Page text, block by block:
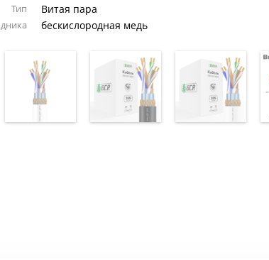
Тип Витая пара
бескислородная медь